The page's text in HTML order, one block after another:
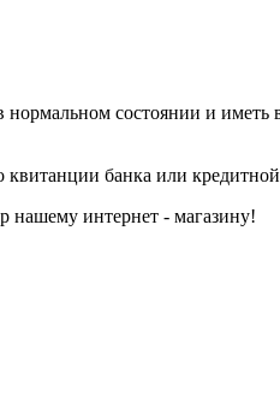
состоянии и иметь
банка или
интернет - магазину!